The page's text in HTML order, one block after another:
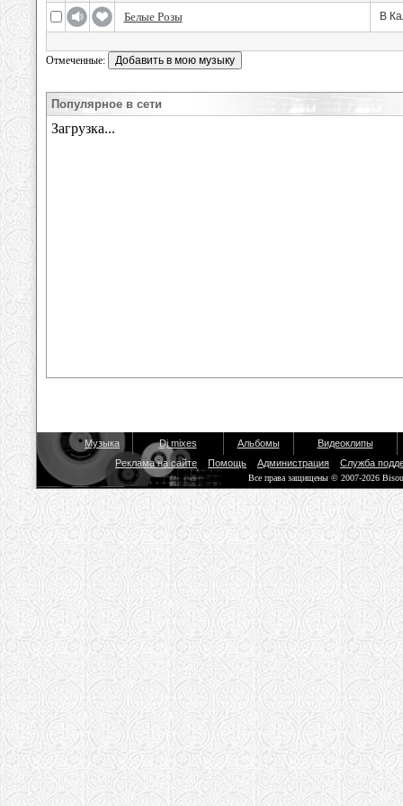
Белые Розы
В
Отмеченные:
Популярное в сети
Музыка Dj mixes Альбомы
Видеоклипы
Реклама на сайте
Помощь Администрация Служба
Все права защищены © 2007-2026